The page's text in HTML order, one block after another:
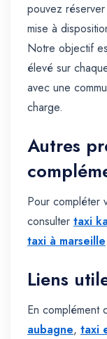
pouvez
mise à
Notre objectif
élevé sur
avec une
charge.
Autres
Pour compléter
consulter taxi
taxi à marseille.
Liens
En complément
aubagne, taxi